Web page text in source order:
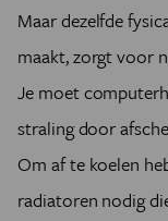
Maar dezelfde
maakt, zorgt voor
Je moet
straling door
Om af te koelen
radiatoren nodig